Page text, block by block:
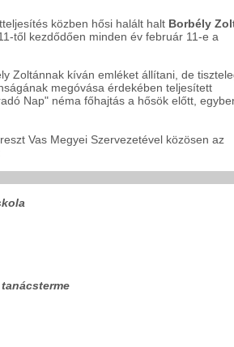
közben hősi halált halt Borbély
től kezdődően minden év február 11-e a
Zoltánnak kíván emléket állítani, de
megóvása érdekében teljesített
Nap" néma főhajtás a hősök előtt,
Vas Megyei Szervezetével közösen az